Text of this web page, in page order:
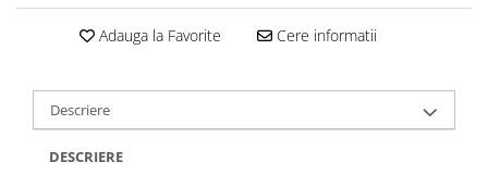
Adauga la Favorite Cere informatii
Descriere
DESCRIERE